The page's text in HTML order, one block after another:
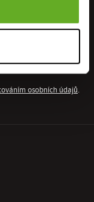
slevových kupónů,
osobních údajů.